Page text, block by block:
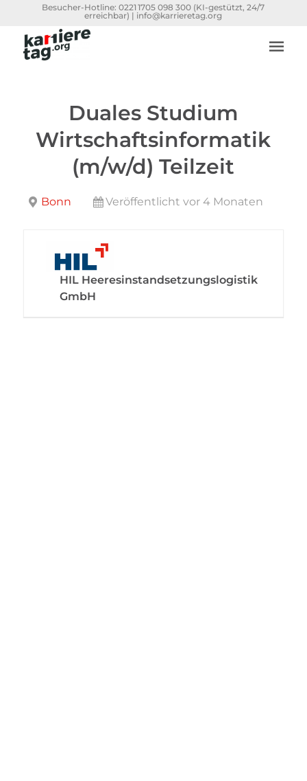
Besucher-Hotline:0221 1705 098 300 (KI-gestützt, 24/7
erreichbar) | info@karrieretag.org
Duales Studium
Wirtschaftsinformatik
(m/w/d) Teilzeit
Bonn Veröffentlicht vor 4 Monaten
HIL Heeresinstandsetzungslogistik
GmbH